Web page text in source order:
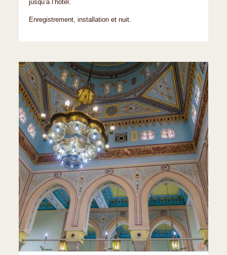
jusqu’à l’hôtel.
Enregistrement, installation et nuit.
©